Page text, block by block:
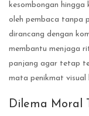
kesombongan hingga
oleh pembaca tanpa
dirancang dengan
membantu menjaga
panjang agar tetap
mata penikmat visual
Dilema Moral